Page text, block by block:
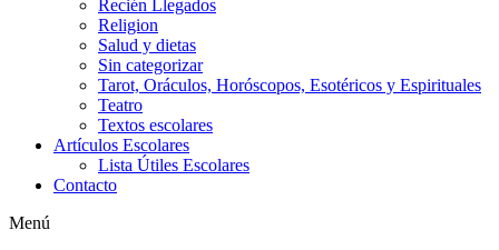
Recién Llegados
Religion
Salud y dietas
Sin categorizar
Tarot, Oráculos, Horóscopos, Esotéricos y Espirituales
Teatro
Textos escolares
Artículos Escolares
Lista Útiles Escolares
Contacto
Menú